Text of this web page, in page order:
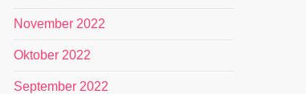
November 2022
Oktober 2022
September 2022